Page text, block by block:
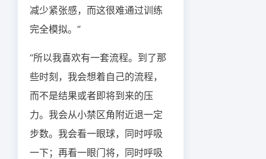
减少紧张感，而这很难通过训练
完全模拟。”
“所以我喜欢有一套流程。到了那
些时刻，我会想着自己的流程，
而不是结果或者即将到来的压
力。我会从小禁区角附近退一定
步数。我会看一眼球，同时呼吸
一下；再看一眼门将，同时呼吸